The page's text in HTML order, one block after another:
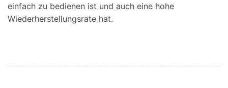
einfach zu bedienen ist und auch eine hohe
Wiederherstellungsrate hat.